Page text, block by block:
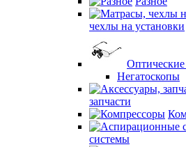
чехлы на установки
Негатоскопы
запчасти
системы